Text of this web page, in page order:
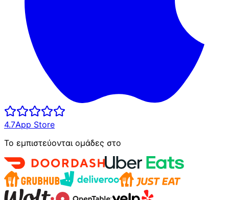
4.7App Store
Το εμπιστεύονται ομάδες στο